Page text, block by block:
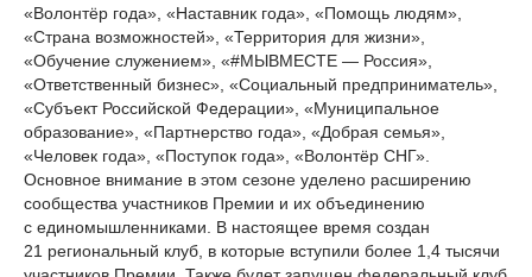
«Волонтёр года», «Наставник года», «Помощь людям»,
«Страна возможностей», «Территория для жизни»,
«Обучение служением», «#МЫВМЕСТЕ — Россия»,
«Ответственный бизнес», «Социальный предприниматель»,
«Субъект Российской Федерации», «Муниципальное
образование», «Партнерство года», «Добрая семья»,
«Человек года», «Поступок года», «Волонтёр СНГ».
Основное внимание в этом сезоне уделено расширению
сообщества участников Премии и их объединению
с единомышленниками. В настоящее время создан
21 региональный клуб, в которые вступили более 1,4 тысячи